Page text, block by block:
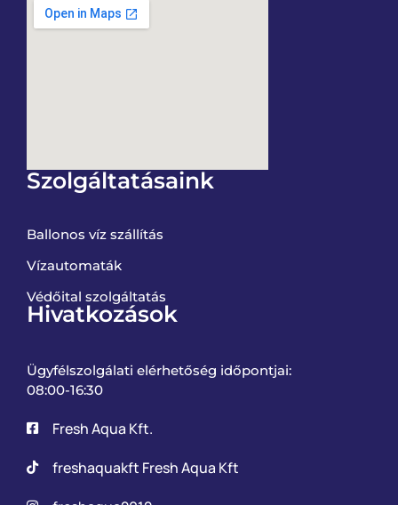
Szolgáltatásaink
Ballonos víz szállítás
Vízautomaták
Védőital szolgáltatás
Hivatkozások
Ügyfélszolgálati elérhetőség időpontjai:
08:00-16:30
Fresh Aqua Kft.
freshaquakft Fresh Aqua Kft